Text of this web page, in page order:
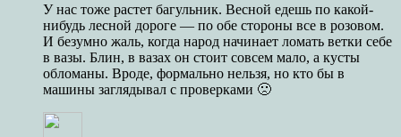
У нас тоже растет багульник. Весной едешь по какой-
нибудь лесной дороге — по обе стороны все в розовом.
И безумно жаль, когда народ начинает ломать ветки себе
в вазы. Блин, в вазах он стоит совсем мало, а кусты
обломаны. Вроде, формально нельзя, но кто бы в
машины заглядывал с проверками 🙁